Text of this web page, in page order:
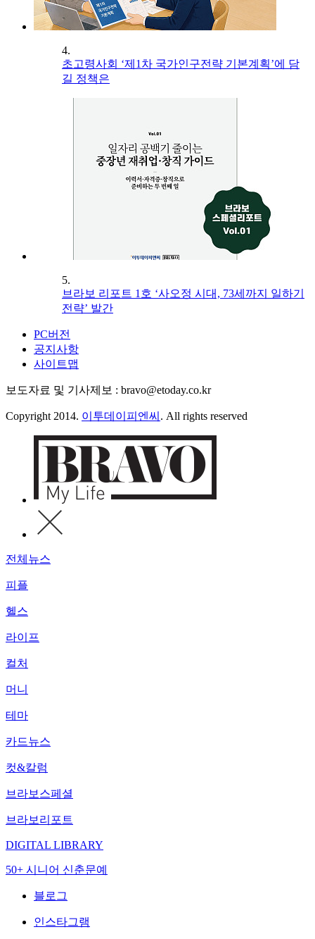
4.
초고령사회 ‘제1차 국가인구전략 기본계획’에 담
길 정책은
5.
브라보 리포트 1호 ‘사오정 시대, 73세까지 일하기
전략’ 발간
PC버전
공지사항
사이트맵
보도자료 및 기사제보 : bravo@etoday.co.kr
Copyright 2014. 이투데이피엔씨 . All rights reserved
전체뉴스
피플
헬스
라이프
컬처
머니
테마
카드뉴스
컷&칼럼
브라보스페셜
브라보리포트
DIGITAL LIBRARY
50+ 시니어 신춘문예
블로그
인스타그램